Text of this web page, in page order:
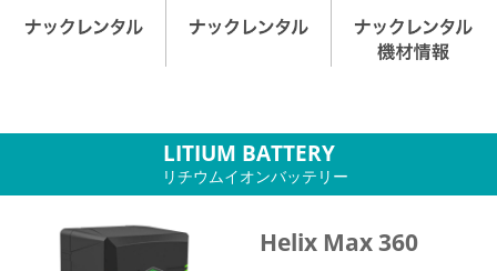
LITIUM BATTERY
リチウムイオンバッテリー
Helix Max 360